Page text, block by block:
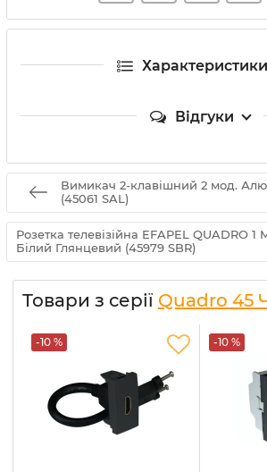
Характеристики
Відгуки
Вимикач 2-клавішний 2 мод.
(45061 SAL)
Розетка телевізійна EFAPEL QUADRO 1
Білий Глянцевий (45979 SBR)
Товари з серії Quadro 45
-10 % -10 %